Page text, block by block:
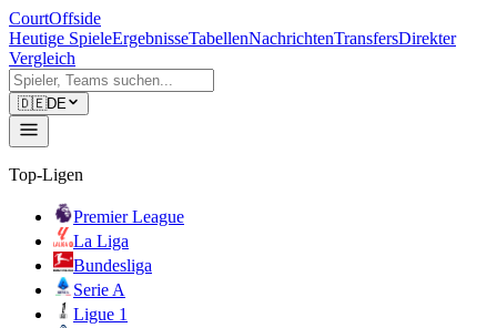
CourtOffside
Heutige SpieleErgebnisseTabellenNachrichtenTransfersDirekter
Vergleich
🇩🇪DE
Top-Ligen
Premier League
La Liga
Bundesliga
Serie A
Ligue 1